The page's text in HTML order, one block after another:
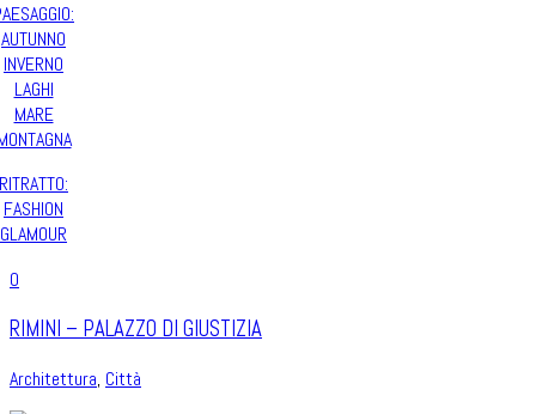
AUTUNNO
INVERNO
LAGHI
MARE
RITRATTO:
FASHION
GLAMOUR
0
RIMINI – PALAZZO DI GIUSTIZIA
Architettura, Città